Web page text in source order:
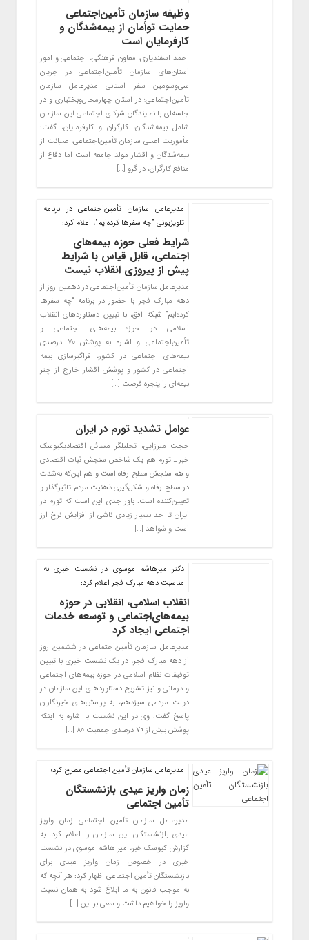
وظیفه سازمان تأمین‌اجتماعی
حمایت توأمان از بیمه‌شدگان و
کارفرمایان است
احمد اسفندیاری، معاون فرهنگی، اجتماعی و امور
استان‌های سازمان تأمین‌اجتماعی در جریان
سی‌وسومین سفر استانی مدیرعامل سازمان
تأمین‌اجتماعی؛ در استان چهارمحال‌وبختیاری و در
جلسه‌ای با نمایندگان شرکای اجتماعی‌ این سازمان
شامل بیمه‌شدگان، کارگران و کارفرمایان، گفت:
مأموریت اصلی سازمان تأمین‌اجتماعی، صیانت از
بیمه‌شدگان و اقشار مولد جامعه است اما دفاع از
منافع کارگران، در گرو […]
مدیرعامل سازمان تأمین‌اجتماعی در برنامه
تلویزیونی "چه سفرها کرده‌ایم"، اعلام کرد:
شرایط فعلی حوزه بیمه‌های
اجتماعی، قابل قیاس با شرایط
پیش از پیروزی انقلاب نیست
مدیرعامل سازمان تأمین‌اجتماعی در دهمین روز از
دهه مبارک فجر با حضور در برنامه “چه سفرها
کرده‌ایم” شبکه افق، با تبیین دستاوردهای انقلاب
اسلامی در حوزه بیمه‌های اجتماعی و
تأمین‌اجتماعی و اشاره به پوشش ۷۰ درصدی
بیمه‌های اجتماعی در کشور، فراگیرسازی بیمه
اجتماعی در کشور و پوشش اقشار خارج از چتر
بیمه‌ای را پنجره فرصت […]
عوامل تشدید تورم در ایران
حجت میرزایی، تحلیلگر مسائل اقتصادیکیوسک
خبر ـ تورم هم یک شاخص سنجش ثبات اقتصادی
و هم سنجش سطح رفاه است و هم این‌که به‌شدت
در سطح رفاه و شکل‌گیری ذهنیت مردم تاثیرگذار و
تعیین‌کننده است. باور جدی این است که تورم در
ایران تا حد بسیار زیادی ناشی از افزایش نرخ ارز
است و شواهد […]
دکتر میرهاشم موسوی در نشست خبری به
مناسبت دهه مبارک فجر اعلام کرد:
انقلاب اسلامی، انقلابی در حوزه
بیمه‌‌‌‌های‌اجتماعی و توسعه خدمات
اجتماعی ایجاد کرد
مدیرعامل سازمان تأمین‌اجتماعی در ششمین روز
از دهه مبارک فجر، در یک نشست خبری با تبیین
توفیقات نظام اسلامی در حوزه بیمه‌های اجتماعی
و درمانی و نیز تشریح دستاوردهای این سازمان در
دولت مردمی سیزدهم، به پرسش‌های خبرنگاران
پاسخ گفت. وی در این نشست با اشاره به اینکه
پوشش بیش از ۷۰ درصدی جمعیت ۸۰ […]
مدیرعامل سازمان تأمین اجتماعی مطرح کرد؛
زمان واریز عیدی بازنشستگان
تأمین اجتماعی
مدیرعامل سازمان تأمین اجتماعی زمان واریز
عیدی بازنشستگان این سازمان را اعلام کرد. به
گزارش کیوسک خبر، میر هاشم موسوی در نشست
خبری در خصوص زمان واریز عیدی برای
بازنشستگان تأمین اجتماعی اظهار کرد: هر آنچه که
به موجب قانون به ما ابلاغ شود به همان نسبت
واریز را خواهیم داشت و سعی بر این […]